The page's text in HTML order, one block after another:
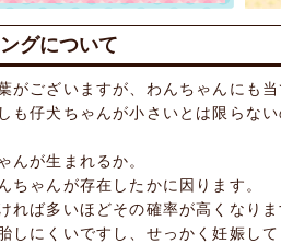
グについて
がございますが、わんちゃんにも当
も仔犬ちゃんが小さいとは限らな
んが生まれるか。
ちゃんが存在したかに因ります。
れば多いほどその確率が高くなりま
しにくいですし、せっかく妊娠し